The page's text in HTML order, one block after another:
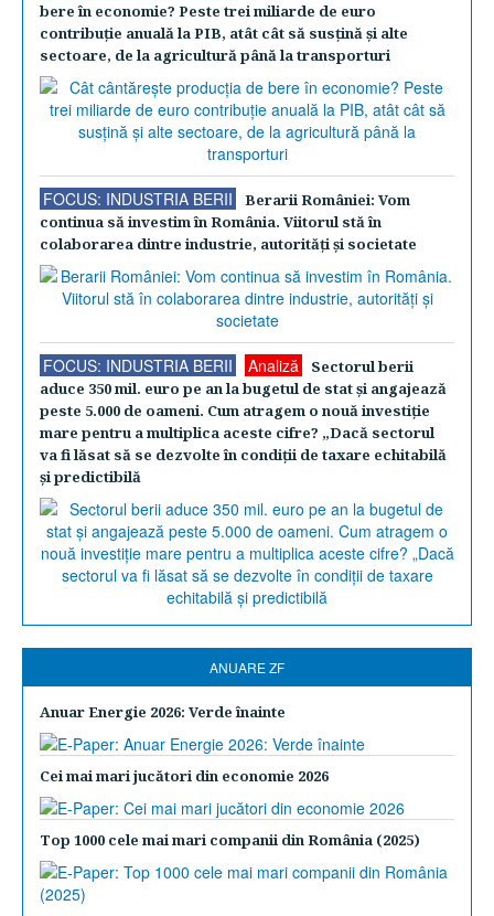
bere în economie? Peste trei miliarde de euro
contribuţie anuală la PIB, atât cât să susţină şi alte
sectoare, de la agricultură până la transporturi
FOCUS: INDUSTRIA BERII
Berarii României: Vom
continua să investim în România. Viitorul stă în
colaborarea dintre industrie, autorităţi şi societate
FOCUS: INDUSTRIA BERII Analiză
Sectorul berii
aduce 350 mil. euro pe an la bugetul de stat şi angajează
peste 5.000 de oameni. Cum atragem o nouă investiţie
mare pentru a multiplica aceste cifre? „Dacă sectorul
va fi lăsat să se dezvolte în condiţii de taxare echitabilă
şi predictibilă
ANUARE ZF
Anuar Energie 2026: Verde înainte
Cei mai mari jucători din economie 2026
Top 1000 cele mai mari companii din România (2025)